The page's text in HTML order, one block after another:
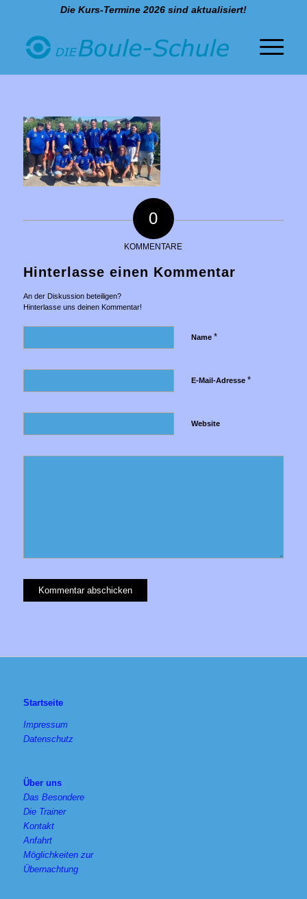
Die Kurs-Termine 2026 sind aktualisiert!
0
KOMMENTARE
Hinterlasse einen Kommentar
An der Diskussion beteiligen?
Hinterlasse uns deinen Kommentar!
Name *
E-Mail-Adresse *
Website
Startseite
Impressum
Datenschutz
Über uns
Das Besondere
Die Trainer
Kontakt
Anfahrt
Möglichkeiten zur
Übernachtung